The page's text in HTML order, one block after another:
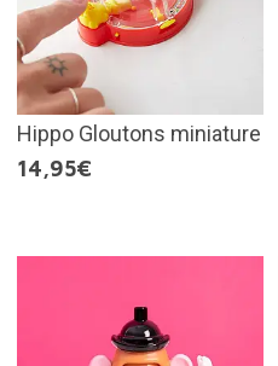
Hippo Gloutons miniature
14,95€